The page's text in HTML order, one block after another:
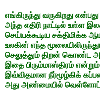
எங்கிருந்து வருகிறது
அந்த எதிரி நாட்டில் உள்ள
செய்யக்கூடிய சக்திமிக்க
உலகின் எந்த
செலுத்தும் திறன் கொண்ட
இதை பிரும்மாஸ்திரம்
இவ்விதமான நீர்மூழ்கிக்
அது அண்மையில்